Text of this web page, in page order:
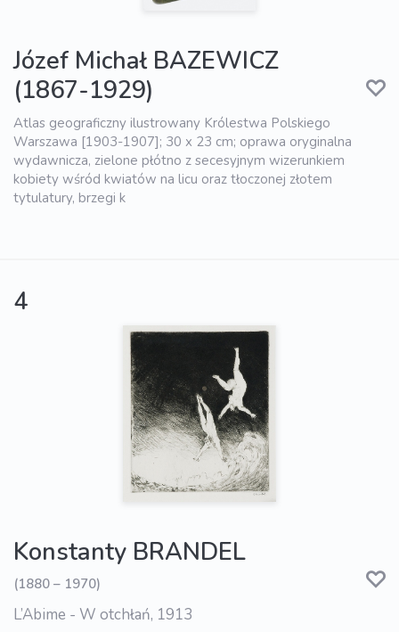
Józef Michał BAZEWICZ
(1867-1929)
Atlas geograficzny ilustrowany Królestwa Polskiego
Warszawa [1903-1907]; 30 x 23 cm; oprawa oryginalna
wydawnicza, zielone płótno z secesyjnym wizerunkiem
kobiety wśród kwiatów na licu oraz tłoczonej złotem
tytulatury, brzegi k
4
Konstanty BRANDEL
(1880 – 1970)
L’Abime - W otchłań, 1913